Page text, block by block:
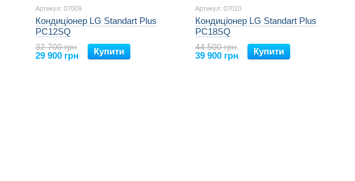
Артикул: 07009
Кондиціонер LG Standart Plus
PC12SQ
32 700 грн
29 900 грн Купити
Артикул: 07010
Кондиціонер LG Standart Plus
PC18SQ
44 500 грн
39 900 грн Купити